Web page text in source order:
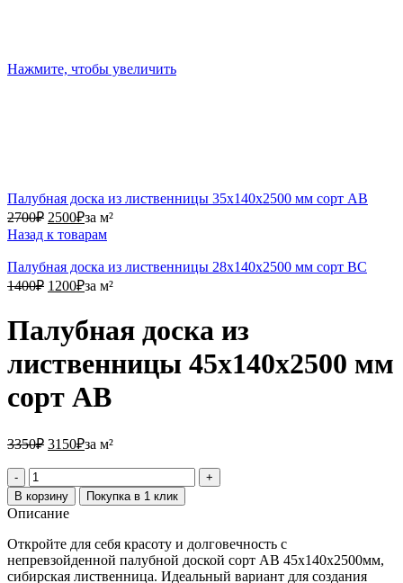
Нажмите, чтобы увеличить
Палубная доска из лиственницы 35х140х2500 мм сорт АВ
2700₽ 2700₽.
2500₽2500₽.
за м²
Назад к товарам
Палубная доска из лиственницы 28х140х2500 мм сорт ВС
1400₽ 1400₽.
1200₽1200₽.
за м²
Палубная доска из
лиственницы 45х140х2500 мм
сорт АВ
3350₽ 3350₽.
3150₽3150₽.
за м²
Количество
товара
Палубная
доска
из
лиственницы
45х140х2500
В корзину Покупка в 1 клик
Описание
Откройте для себя красоту и долговечность с
непревзойденной палубной доской сорт АВ 45х140х2500мм,
сибирская лиственница. Идеальный вариант для создания